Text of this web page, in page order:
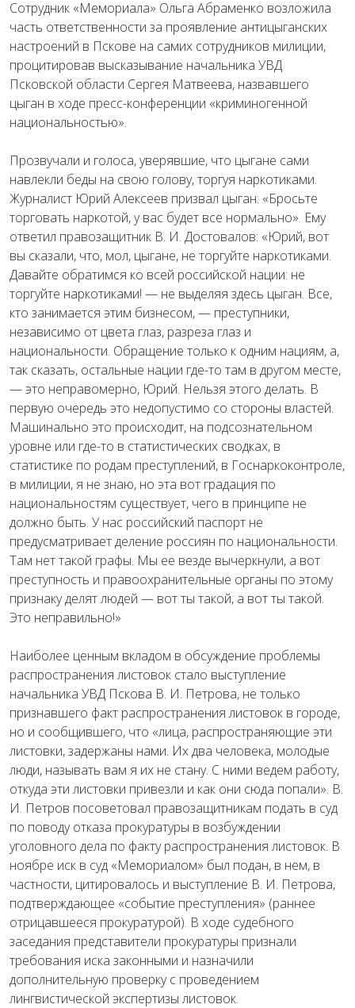
Сотрудник «Мемориала» Ольга Абраменко возложила
часть ответственности за проявление антицыганских
настроений в Пскове на самих сотрудников милиции,
процитировав высказывание начальника УВД
Псковской области Сергея Матвеева, назвавшего
цыган в ходе пресс-конференции «криминогенной
национальностью».
Прозвучали и голоса, уверявшие, что цыгане сами
навлекли беды на свою голову, торгуя наркотиками.
Журналист Юрий Алексеев призвал цыган: «Бросьте
торговать наркотой, у вас будет все нормально». Ему
ответил правозащитник В. И. Достовалов: «Юрий, вот
вы сказали, что, мол, цыгане, не торгуйте наркотиками.
Давайте обратимся ко всей российской нации: не
торгуйте наркотиками! — не выделяя здесь цыган. Все,
кто занимается этим бизнесом, — преступники,
независимо от цвета глаз, разреза глаз и
национальности. Обращение только к одним нациям, а,
так сказать, остальные нации где-то там в другом месте,
— это неправомерно, Юрий. Нельзя этого делать. В
первую очередь это недопустимо со стороны властей.
Машинально это происходит, на подсознательном
уровне или где-то в статистических сводках, в
статистике по родам преступлений, в Госнаркоконтроле,
в милиции, я не знаю, но эта вот градация по
национальностям существует, чего в принципе не
должно быть. У нас российский паспорт не
предусматривает деление россиян по национальности.
Там нет такой графы. Мы ее везде вычеркнули, а вот
преступность и правоохранительные органы по этому
признаку делят людей — вот ты такой, а вот ты такой.
Это неправильно!»
Наиболее ценным вкладом в обсуждение проблемы
распространения листовок стало выступление
начальника УВД Пскова В. И. Петрова, не только
признавшего факт распространения листовок в городе,
но и сообщившего, что «лица, распространяющие эти
листовки, задержаны нами. Их два человека, молодые
люди, называть вам я их не стану. С ними ведем работу,
откуда эти листовки привезли и как они сюда попали». В.
И. Петров посоветовал правозащитникам подать в суд
по поводу отказа прокуратуры в возбуждении
уголовного дела по факту распространения листовок. В
ноябре иск в суд «Мемориалом» был подан, в нем, в
частности, цитировалось и выступление В. И. Петрова,
подтверждающее «событие преступления» (раннее
отрицавшееся прокуратурой). В ходе судебного
заседания представители прокуратуры признали
требования иска законными и назначили
дополнительную проверку с проведением
лингвистической экспертизы листовок.